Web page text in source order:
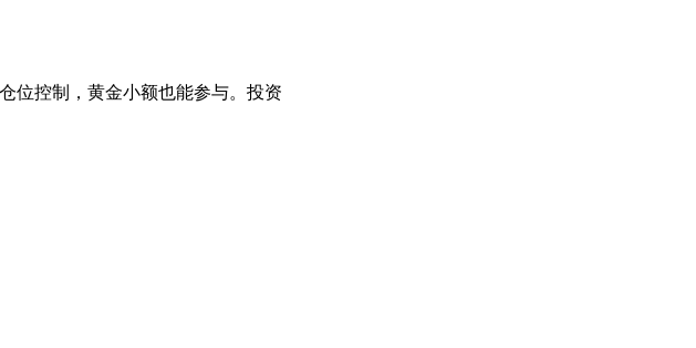
位控制，黄金小额也能参与。投资